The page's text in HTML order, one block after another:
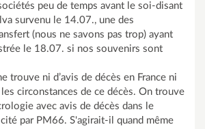
peu de temps avant le soi-disant
survenu le 14.07., une des
(nous ne savons pas trop) ayant
le 18.07. si nos souvenirs sont
trouve ni d’avis de décès en France ni
circonstances de ce décès. On trouve
avec avis de décès dans le
par PM66. S'agirait-il quand même